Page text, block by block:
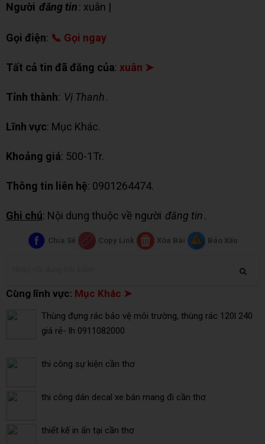
Người đăng tin: xuân |
Gọi điện: 📞 Gọi ngay
Tất cả tin đã đăng của: xuân ➤
Tỉnh thành: Vị Thanh.
Lĩnh vực: Mục Khác.
Khoảng giá: 500-1Tr.
Thông tin liên hệ: 0901264474.
Ghi chú: Nội dung thuộc về người đăng tin.
Chia Sẻ Copy Link Xóa Bài Báo Xấu
Cùng lĩnh vực: Mục Khác ➤
Thùng đựng rác bảo vệ môi trường, thùng rác 120l 240
giá rẻ- lh 0911082000
thi công sự kiện cần thơ
thi công dán decal xe bán mang đi cần thơ
thiết kế in ấn tại cần thơ